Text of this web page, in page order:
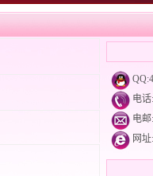
电话
电邮
网址: